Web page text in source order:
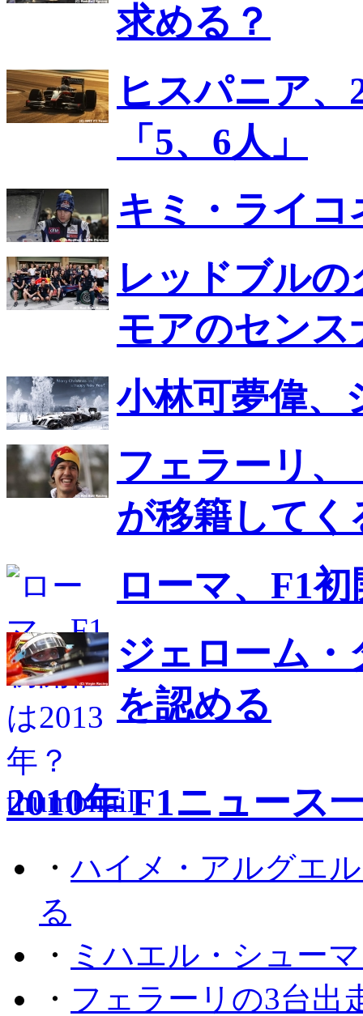
求める？
ヒスパニア
「5、6人」
キミ・ライ
レッドブル
モアのセンス
小林可夢偉、
フェラーリ
が移籍してく
ローマ、F1
ジェローム
を認める
2010年 F1ニュース
・ハイメ・アルグエ
る
・ ミハエル・シュー
・ フェラーリの3台出